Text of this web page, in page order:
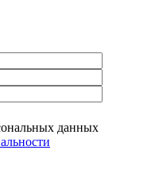
данных